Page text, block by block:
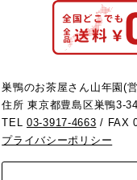
巣鴨のお茶屋さん山年園(
住所 東京都豊島区巣鴨3-
TEL03-3917-4663 / FAX
プライバシーポリシー